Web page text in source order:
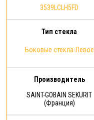
3539LCLH5FD
Тип стекла
Боковые стекла-Левое
Производитель
SAINT-GOBAIN SEKURIT
(Франция)